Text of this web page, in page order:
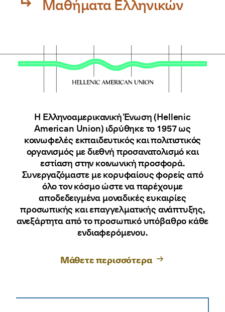
Η Ελληνοαμερικανική Ένωση (Hellenic
American Union) ιδρύθηκε το 1957 ως
κοινωφελές εκπαιδευτικός και πολιτιστικός
οργανισμός με διεθνή προσανατολισμό και
εστίαση στην κοινωνική προσφορά.
Συνεργαζόμαστε με κορυφαίους φορείς από
όλο τον κόσμο ώστε να παρέχουμε
αποδεδειγμένα μοναδικές ευκαιρίες
προσωπικής και επαγγελματικής ανάπτυξης,
ανεξάρτητα από το προσωπικό υπόβαθρο κάθε
ενδιαφερόμενου.
Μάθετε περισσότερα